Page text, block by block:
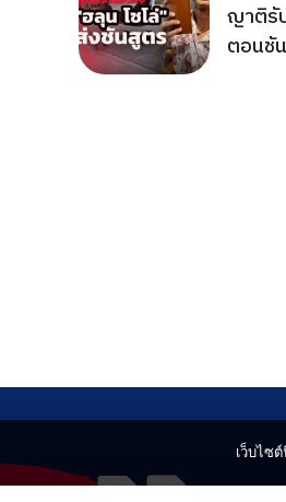
ญาติรั
ตอนชั
เว็บไซ